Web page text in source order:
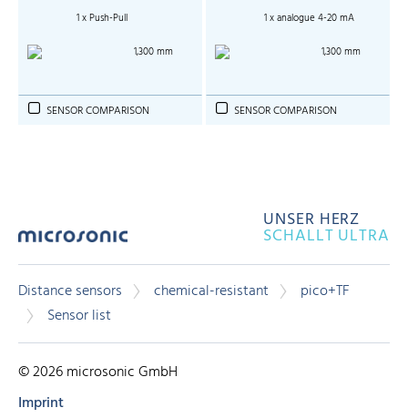
1 x Push-Pull
1,300 mm
SENSOR COMPARISON
1 x analogue 4-20 mA
1,300 mm
SENSOR COMPARISON
UNSER HERZ
SCHALLT ULTRA
Distance sensors chemical-resistant
pico+TF
Sensor list
© 2026 microsonic GmbH
Imprint